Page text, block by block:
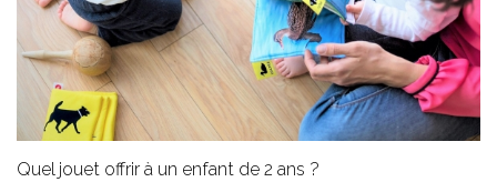
Quel jouet offrir à un enfant de 2 ans ?